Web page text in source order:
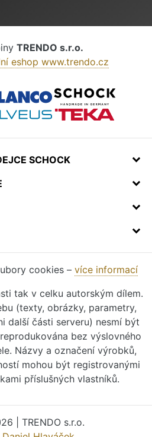
TRENDO s.r.o.
eshop www.trendo.cz
SCHOCK
cookies – více informací
tak v celku autorským dílem.
(texty, obrázky, parametry,
další části serveru) nesmí být
bez výslovného
Názvy a označení výrobků,
mohou být registrovanými
příslušných vlastníků.
| TRENDO s.r.o.